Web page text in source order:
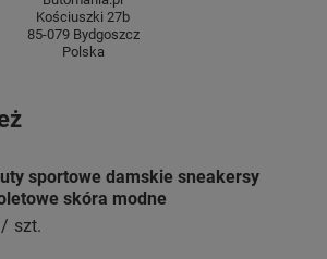
Kościuszki 27b
85-079 Bydgoszcz
Polska
sportowe damskie sneakersy
skóra modne
/ szt.